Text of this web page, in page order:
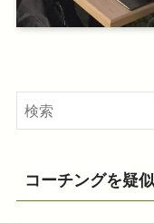
コーチングを疑